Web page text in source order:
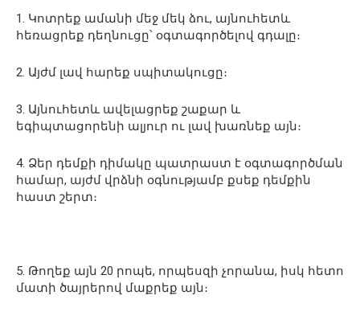
1. Կոտրեք ամանի մեջ մեկ ձու, այնուհետև
հեռացրեք դեղնուցը՝ օգտագործելով գդալը։
2. Այժմ լավ հարեք սպիտակուցը։
3. Այնուհետև ավելացրեք շաքար և
եգիպտացորենի ալյուր ու լավ խառնեք այն։
4. Ձեր դեմքի դիմակը պատրաստ է օգտագործման
համար, այժմ վրձնի օգնությամբ քսեք դեմքին
հաստ շերտ։
5. Թողեք այն 20 րոպե, որպեսզի չորանա, իսկ հետո
մատի ծայրերով մաքրեք այն։